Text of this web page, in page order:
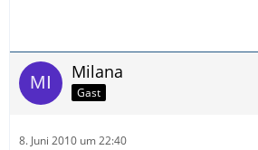
Milana
Gast
8. Juni 2010 um 22:40